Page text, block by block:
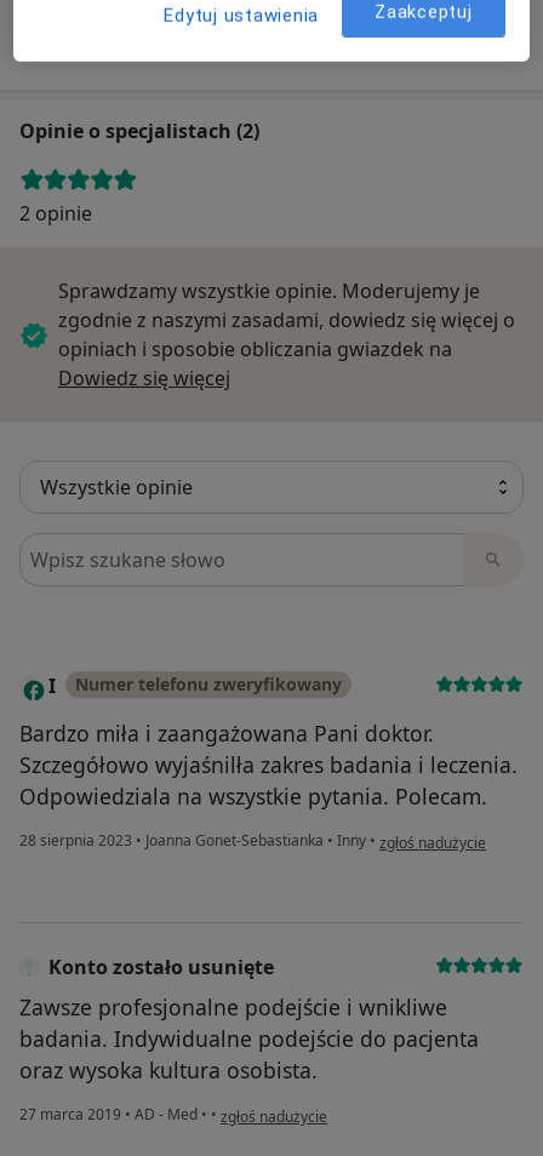
Opinie o specjalistach (2)
2 opinie
Sprawdzamy wszystkie opinie. Moderujemy je
zgodnie z naszymi zasadami, dowiedz się więcej o
opiniach i sposobie obliczania gwiazdek na
Dowiedz się więcej
Szukaj w opiniach
I Numer telefonu zweryfikowany
Bardzo miła i zaangażowana Pani doktor.
Szczegółowo wyjaśnilła zakres badania i leczenia.
Odpowiedziala na wszystkie pytania. Polecam.
28 sierpnia 2023 • Joanna Gonet-Sebastianka • Inny • w opinii użytkownika I
zgłoś nadużycie
Konto zostało usunięte
Zawsze profesjonalne podejście i wnikliwe
badania. Indywidualne podejście do pacjenta
oraz wysoka kultura osobista.
27 marca 2019 • AD - Med • • w opinii użytkownika Konto zostało usunięte
zgłoś nadużycie
Edytuj ustawienia Zaakceptuj